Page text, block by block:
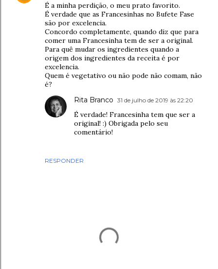
É a minha perdição, o meu prato favorito.
É verdade que as Francesinhas no Bufete Fase
são por excelencia.
Concordo completamente, quando diz que para
comer uma Francesinha tem de ser a original.
Para quê mudar os ingredientes quando a
origem dos ingredientes da receita é por
excelencia.
Quem é vegetativo ou não pode não comam, não
é?
RESPONDER
Rita Branco 31 de julho de 2019 às 22:20
É verdade! Francesinha tem que ser a
original! :) Obrigada pelo seu
comentário!